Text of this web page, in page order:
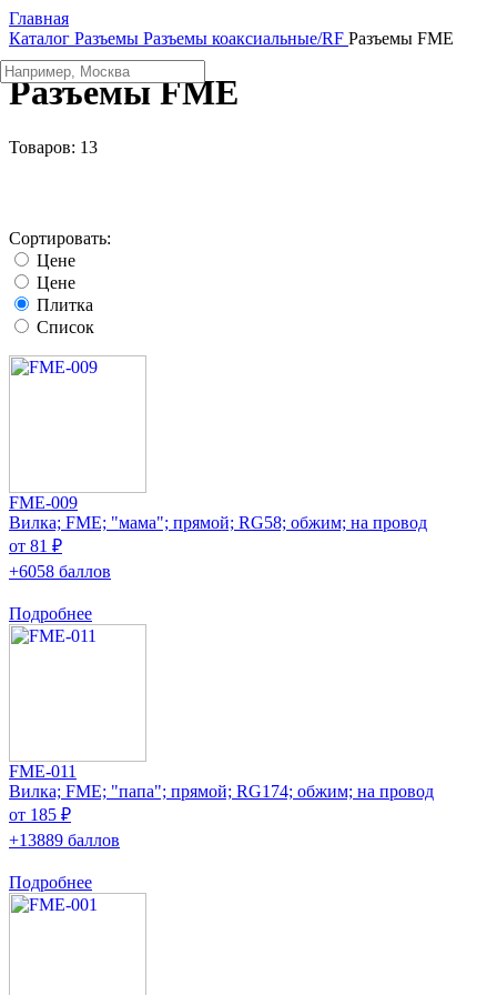
Главная
Каталог Разъeмы Разъeмы коаксиальные/RF Разъeмы FME
Разъeмы FME
Товаров: 13
Сортировать:
Цене
Цене
Плитка
Список
FME-009
Вилка; FME; "мама"; прямой; RG58; обжим; на провод
от 81 ₽
+6058 баллов
Подробнее
FME-011
Вилка; FME; "папа"; прямой; RG174; обжим; на провод
от 185 ₽
+13889 баллов
Подробнее